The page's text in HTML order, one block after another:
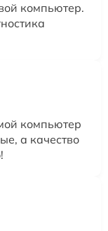
компьютер.
компьютер
а качество